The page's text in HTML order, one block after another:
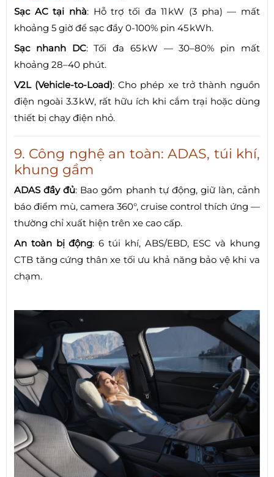
Sạc AC tại nhà: Hỗ trợ tối đa 11 kW (3 pha) — mất
khoảng 5 giờ để sạc đầy 0-100% pin 45 kWh.
Sạc nhanh DC: Tối đa 65 kW — 30–80% pin mất
khoảng 28–40 phút.
V2L (Vehicle-to-Load): Cho phép xe trở thành nguồn
điện ngoài 3.3 kW, rất hữu ích khi cắm trại hoặc dùng
thiết bị chạy điện nhỏ.
9. Công nghệ an toàn: ADAS, túi khí,
khung gầm
ADAS đầy đủ: Bao gồm phanh tự động, giữ làn, cảnh
báo điểm mù, camera 360°, cruise control thích ứng —
thường chỉ xuất hiện trên xe cao cấp.
An toàn bị động: 6 túi khí, ABS/EBD, ESC và khung
CTB tăng cứng thân xe tối ưu khả năng bảo vệ khi va
chạm.